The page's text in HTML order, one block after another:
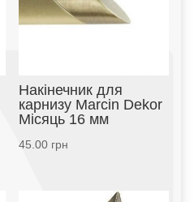
Накінечник для
карнизу Marcin Dekor
Місяць 16 мм
45.00грн